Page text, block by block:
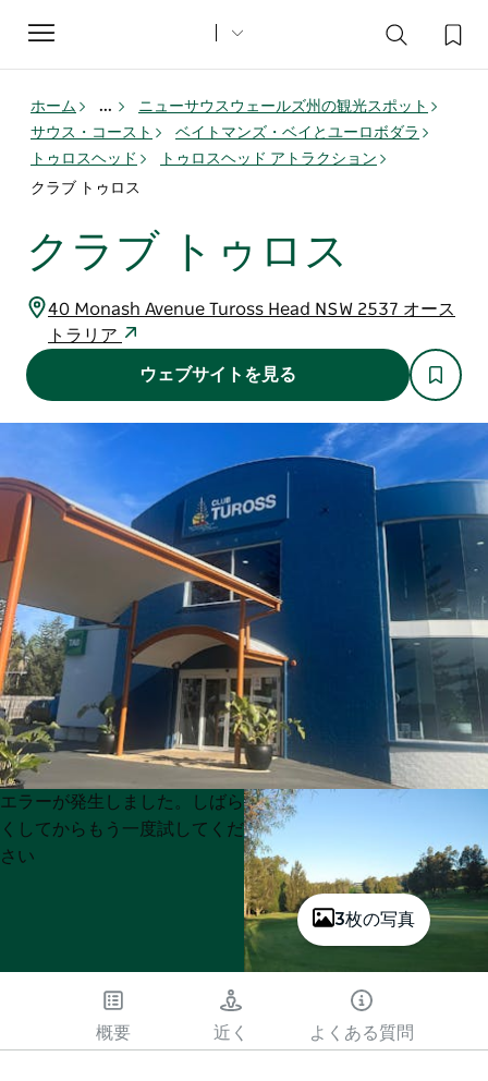
Toggle
navigation
ホーム ...
ニューサウスウェールズ州の観光スポット
サウス・コースト
ベイトマンズ・ベイとユーロボダラ
トゥロスヘッド
トゥロスヘッド アトラクション
クラブ トゥロス
クラブ トゥロス
40 Monash Avenue Tuross Head NSW 2537 オース
トラリア
ウェブサイトを見る
3枚の写真
Product
List
Product
List
エラーが発生しました。しばら
くしてからもう一度試してくだ
さい
概要 近く よくある質問